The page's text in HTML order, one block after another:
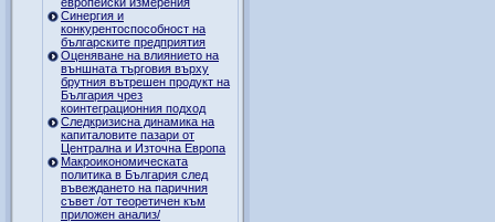
Синергия и
конкурентоспособност на
българските предприятия
Оценяване на влиянието на
външната търговия върху
брутния вътрешен продукт на
България чрез
коинтеграционния подход
Следкризисна динамика на
капиталовите пазари от
Централна и Източна Европа
Макроикономическата
политика в България след
въвеждането на паричния
съвет /от теоретичен към
приложен анализ/